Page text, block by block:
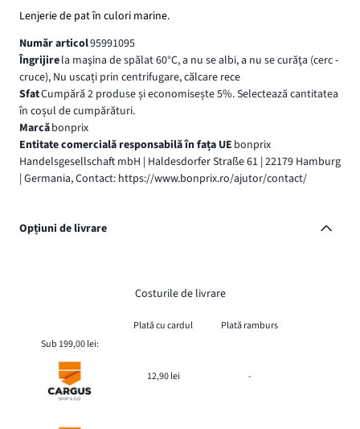
Lenjerie de pat în culori marine.
Număr articol95991095
Îngrijirela maşina de spălat 60°C, a nu se albi, a nu se curăţa (cerc -
cruce), Nu uscați prin centrifugare, călcare rece
SfatCumpără 2 produse și economisește 5%. Selectează cantitatea
în coșul de cumpărături.
Marcăbonprix
Entitate comercială responsabilă în fața UE bonprix
Handelsgesellschaft mbH | Haldesdorfer Straße 61 | 22179 Hamburg
| Germania, Contact: https://www.bonprix.ro/ajutor/contact/
Opțiuni de livrare
Costurile de livrare
Plată cu cardul
Plată ramburs
Sub 199,00 lei:
12,90 lei -